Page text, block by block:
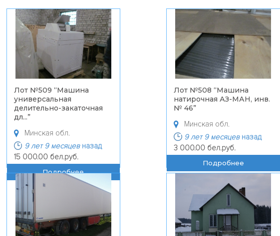
Лот №509 “Машина
универсальная
делительно-закаточная
дл...”
Минская обл.
9 лет 9 месяцевназад
15 000.00 бел.руб.
Подробнее
Лот №508 “Машина
натирочная АЗ-МАН, инв.
№ 46”
Минская обл.
9 лет 9 месяцевназад
3 000.00 бел.руб.
Подробнее